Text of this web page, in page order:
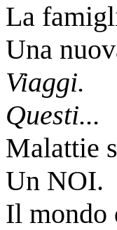
La
Una
Viaggi.
Questi...
Malattie
Un NOI.
Il mondo